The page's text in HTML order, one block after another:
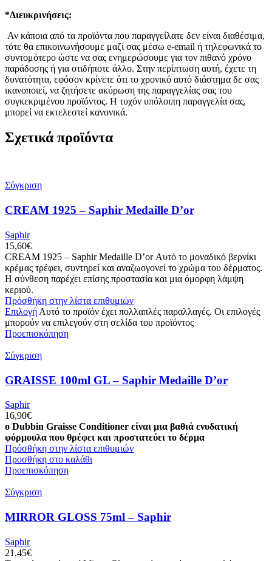
*Διευκρινήσεις:
Αν κάποια από τα προϊόντα που παραγγείλατε δεν είναι διαθέσιμα,
τότε θα επικοινωνήσουμε μαζί σας μέσω e-email ή τηλεφωνικά το
συντομότερο ώστε να σας ενημερώσουμε για τον πιθανό χρόνο
παράδοσης ή για οτιδήποτε άλλο. Στην περίπτωση αυτή, έχετε τη
δυνατότητα, εφόσον κρίνετε ότι το χρονικό αυτό διάστημα δε σας
ικανοποιεί, να ζητήσετε ακύρωση της παραγγελίας σας του
συγκεκριμένου προϊόντος. Η τυχόν υπόλοιπη παραγγελία σας,
μπορεί να εκτελεστεί κανονικά.
Σχετικά προϊόντα
Σύγκριση
CREAM 1925 – Saphir Medaille D’or
Saphir
15,60€
CREAM 1925 – Saphir Medaille D’or Αυτό το μοναδικό βερνίκι
κρέμας τρέφει, συντηρεί και αναζωογονεί το χρώμα του δέρματος.
Η σύνθεση παρέχει επίσης προστασία και μια όμορφη λάμψη
κεριού.
Πρόσθήκη στην λίστα επιθυμιών
Επιλογή Αυτό το προϊόν έχει πολλαπλές παραλλαγές. Οι επιλογές
μπορούν να επιλεγούν στη σελίδα του προϊόντος
Προεπισκόπηση
Σύγκριση
GRAISSE 100ml GL – Saphir Medaille D’or
Saphir
16,90€
ο Dubbin Graisse Conditioner είναι μια βαθιά ενυδατική
φόρμουλα που θρέφει και προστατεύει το δέρμα
Πρόσθήκη στην λίστα επιθυμιών
Προσθήκη στο καλάθι
Προεπισκόπηση
Σύγκριση
MIRROR GLOSS 75ml – Saphir
Saphir
21,45€